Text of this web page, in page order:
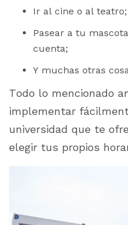
Ir al cine o al teatro;
Pasear a tu
cuenta;
Y muchas otras
Todo lo mencionado
implementar
universidad que te
elegir tus propios